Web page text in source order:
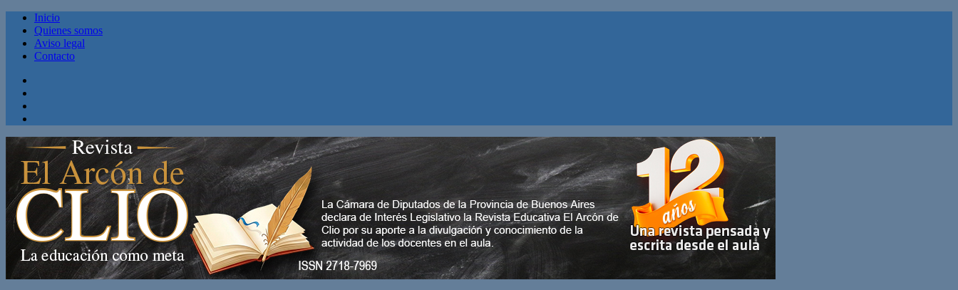
Inicio
Quienes somos
Aviso legal
Contacto